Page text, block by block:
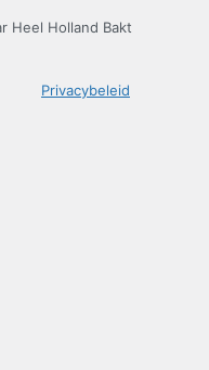
Heel Holland Bakt
Privacybeleid